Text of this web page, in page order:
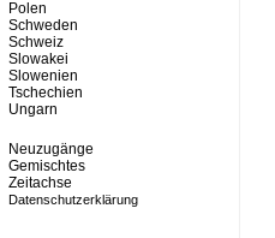
Polen
Schweden
Schweiz
Slowakei
Slowenien
Tschechien
Ungarn
Neuzugänge
Gemischtes
Zeitachse
Datenschutzerklärung